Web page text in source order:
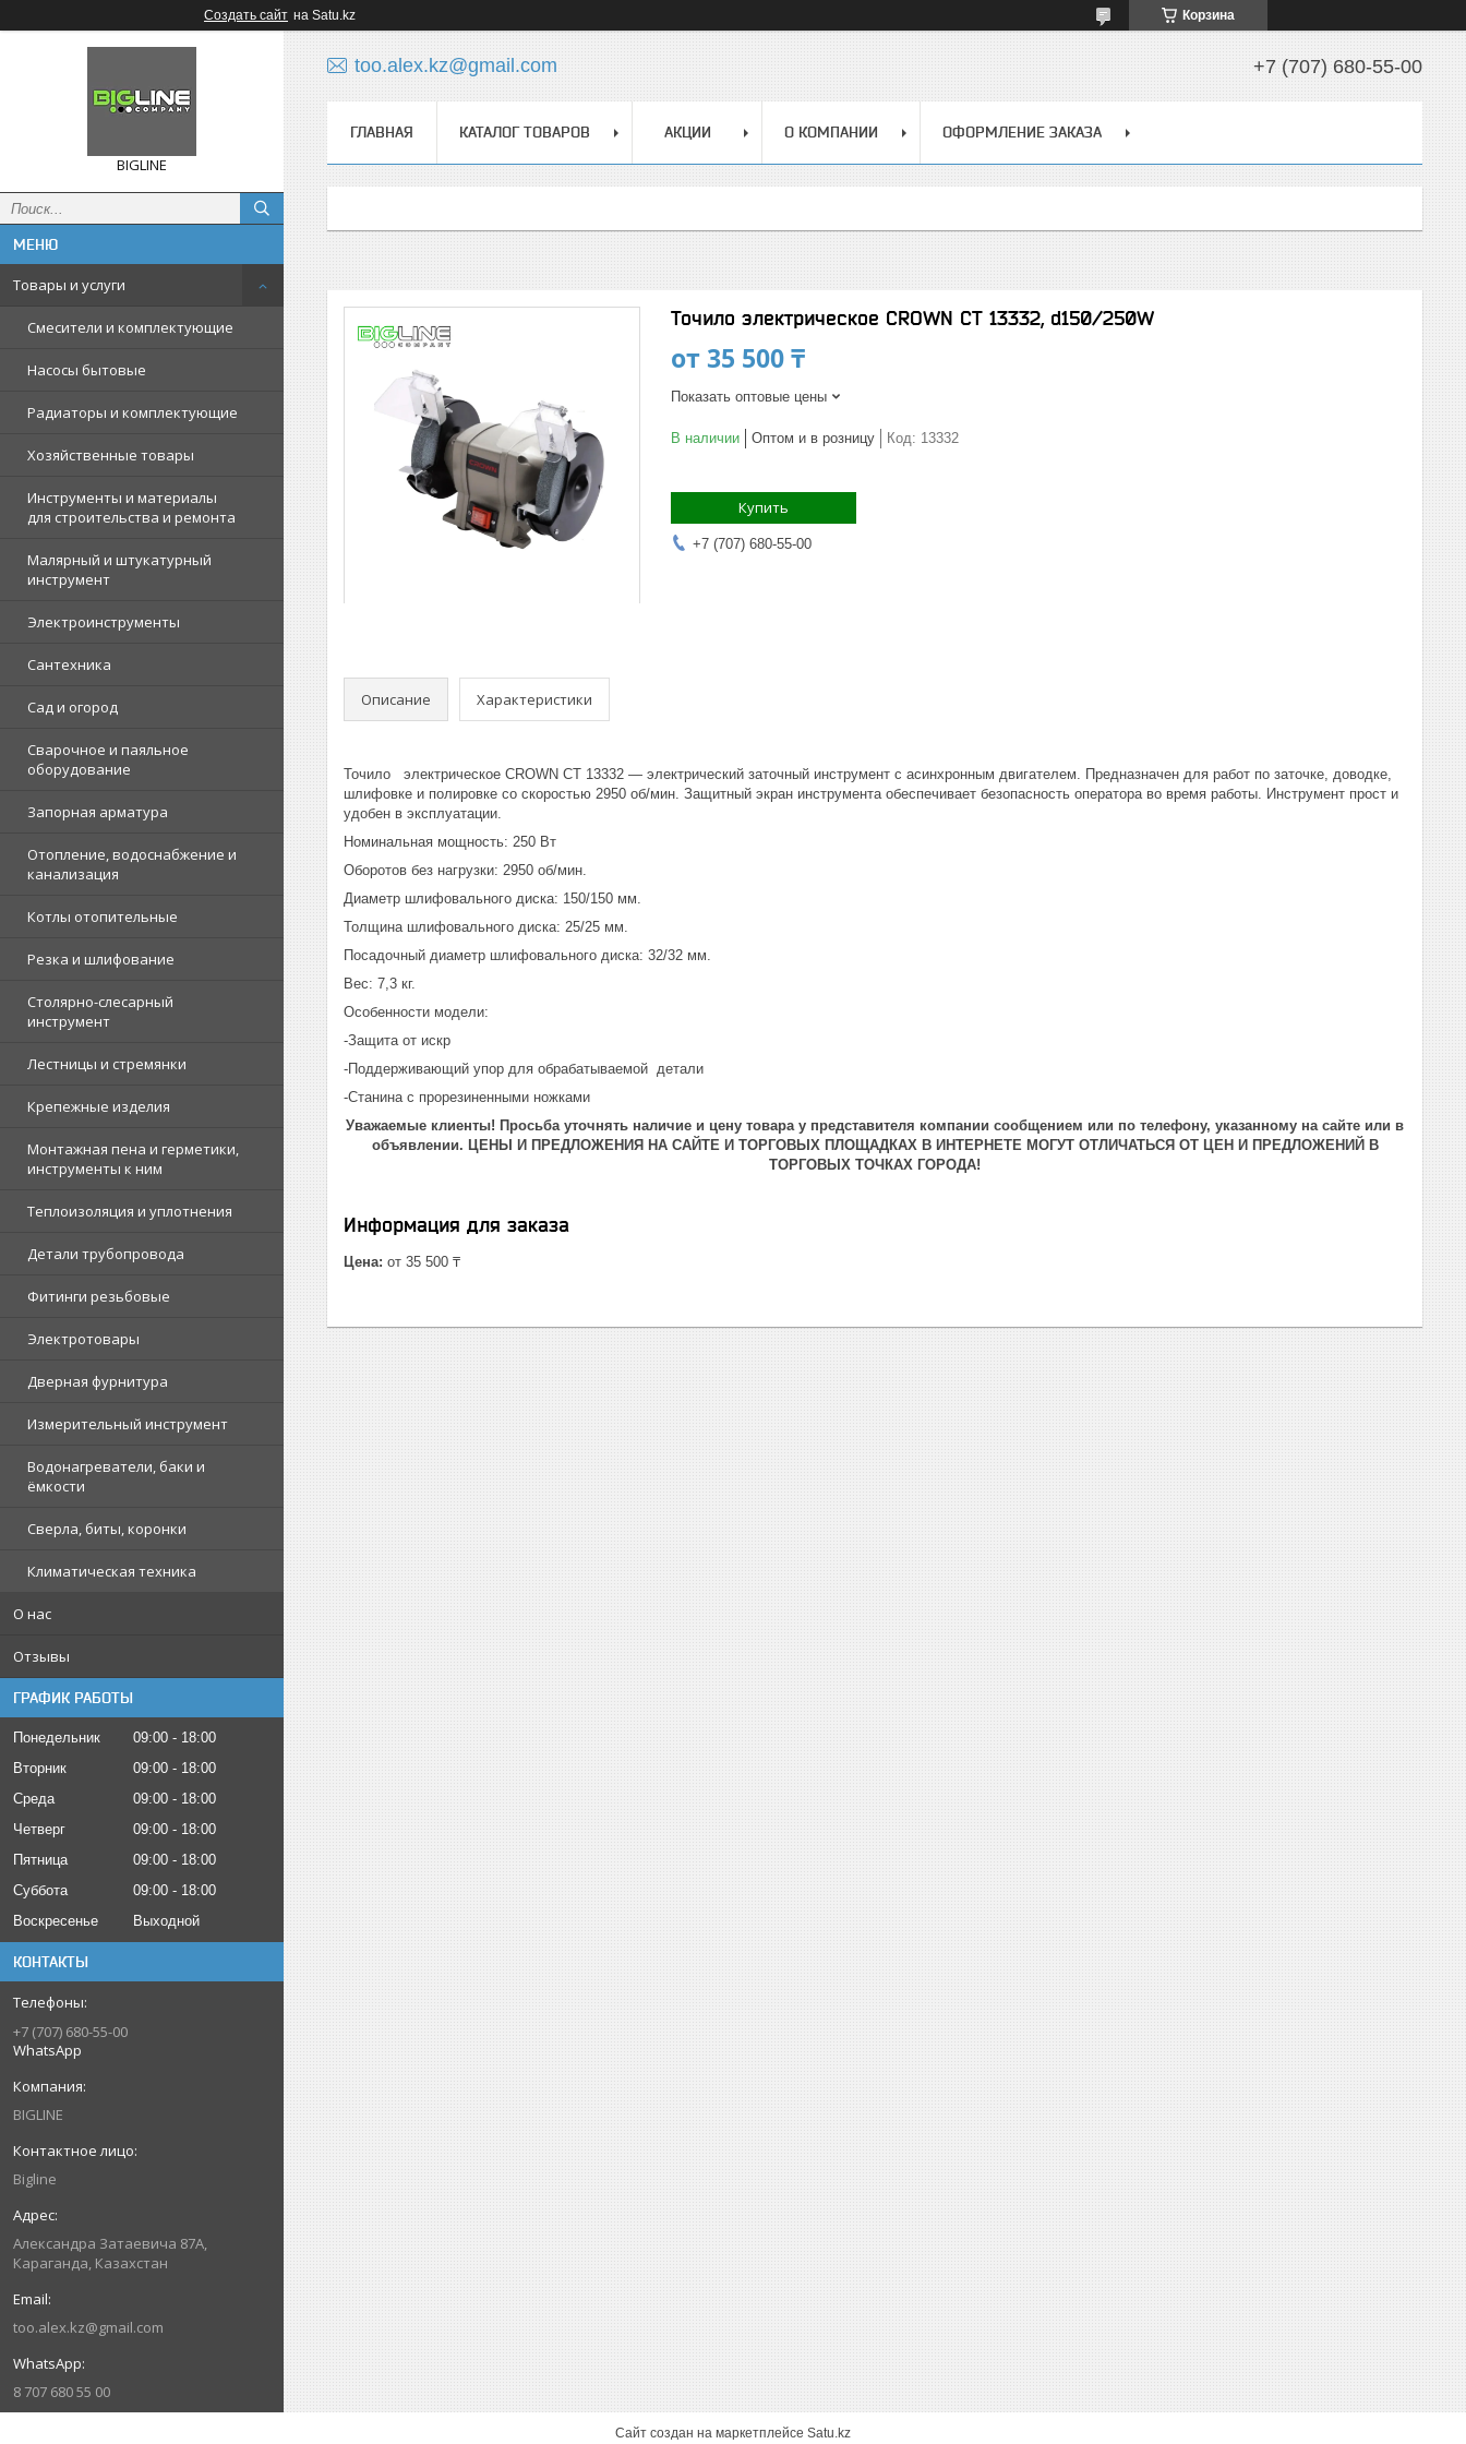
Создать сайт на Satu.kz Корзина
BIGLINE
Товары и услуги
Смесители и комплектующие
Насосы бытовые
Радиаторы и комплектующие
Хозяйственные товары
Инструменты и материалы
для строительства и ремонта
Малярный и штукатурный
инструмент
Электроинструменты
Сантехника
Сад и огород
Сварочное и паяльное
оборудование
Запорная арматура
Отопление, водоснабжение и
канализация
Котлы отопительные
Резка и шлифование
Столярно-слесарный
инструмент
Лестницы и стремянки
Крепежные изделия
Монтажная пена и герметики,
инструменты к ним
Теплоизоляция и уплотнения
Детали трубопровода
Фитинги резьбовые
Электротовары
Дверная фурнитура
Измерительный инструмент
Водонагреватели, баки и
ёмкости
Сверла, биты, коронки
Климатическая техника
О нас
Отзывы
ГРАФИК РАБОТЫ
Понедельник 09:00
18:00
Вторник
09:00
18:00
Среда
09:00
18:00
Четверг
09:00
18:00
Пятница
09:00
18:00
Суббота
09:00
18:00
Воскресенье
Выходной
КОНТАКТЫ
+7 (707) 680-55-00
WhatsApp
BIGLINE
Bigline
Александра Затаевича 87А,
Караганда, Казахстан
too.alex.kz@gmail.com
8 707 680 55 00
too.alex.kz@gmail.com +7 (707) 680-55-00
ГЛАВНАЯ КАТАЛОГ ТОВАРОВ АКЦИИ О КОМПАНИИ ОФОРМЛЕНИЕ ЗАКАЗА
Точило электрическое CROWN CТ 13332, d150/250W
от35 500 ₸
Показать оптовые цены
В наличии Оптом и в розницу Код: 13332
Купить
+7 (707) 680-55-00
Описание Характеристики
Точило электрическое CROWN CТ 13332 — электрический заточный инструмент с асинхронным двигателем. Предназначен для работ по заточке, доводке,
шлифовке и полировке со скоростью 2950 об/мин. Защитный экран инструмента обеспечивает безопасность оператора во время работы. Инструмент прост и
удобен в эксплуатации.
Номинальная мощность: 250 Вт
Оборотов без нагрузки: 2950 об/мин.
Диаметр шлифовального диска: 150/150 мм.
Толщина шлифовального диска: 25/25 мм.
Посадочный диаметр шлифовального диска: 32/32 мм.
Вес: 7,3 кг.
Особенности модели:
-Защита от искр
-Поддерживающий упор для обрабатываемой детали
-Станина с прорезиненными ножками
Уважаемые клиенты! Просьба уточнять наличие и цену товара у представителя компании сообщением или по телефону, указанному на сайте или в
объявлении. ЦЕНЫ И ПРЕДЛОЖЕНИЯ НА САЙТЕ И ТОРГОВЫХ ПЛОЩАДКАХ В ИНТЕРНЕТЕ МОГУТ ОТЛИЧАТЬСЯ ОТ ЦЕН И ПРЕДЛОЖЕНИЙ В
ТОРГОВЫХ ТОЧКАХ ГОРОДА!
Информация для заказа
Цена: от 35 500 ₸
Сайт создан на маркетплейсе Satu.kz